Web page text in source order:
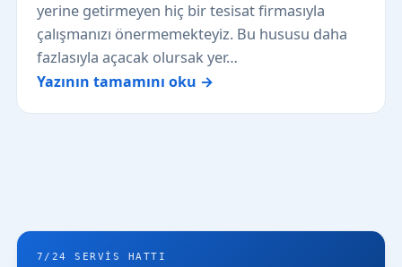
yerine getirmeyen hiç bir tesisat firmasıyla
çalışmanızı önermemekteyiz. Bu hususu daha
fazlasıyla açacak olursak yer…
Yazının tamamını oku →
7/24 SERVIS HATTI